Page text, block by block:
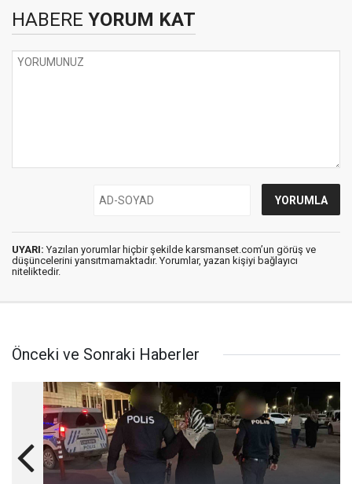
HABERE YORUM KAT
UYARI: Yazılan yorumlar hiçbir şekilde karsmanset.com’un görüş ve
düşüncelerini yansıtmamaktadır. Yorumlar, yazan kişiyi bağlayıcı
niteliktedir.
Önceki ve Sonraki Haberler